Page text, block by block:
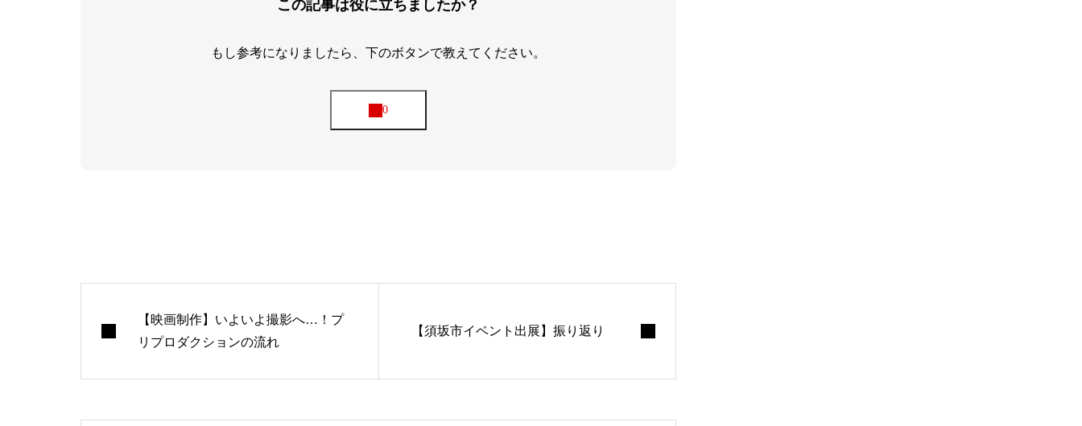
この記事は役に立ちましたか？
もし参考になりましたら、下のボタンで教えてください。
【映画制作】いよいよ撮影へ…！プ
リプロダクションの流れ
【須坂市イベント出展】振り返り